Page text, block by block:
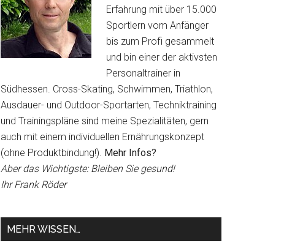
Erfahrung mit über 15.000
Sportlern vom Anfänger
bis zum Profi gesammelt
und bin einer der aktivsten
Personaltrainer in
Südhessen. Cross-Skating, Schwimmen, Triathlon,
Ausdauer- und Outdoor-Sportarten, Techniktraining
und Trainingspläne sind meine Spezialitäten, gern
auch mit einem individuellen Ernährungskonzept
(ohne Produktbindung!). Mehr Infos?
Aber das Wichtigste: Bleiben Sie gesund!
Ihr Frank Röder
MEHR WISSEN…